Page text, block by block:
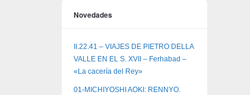
Novedades
II.22.41 – VIAJES DE PIETRO DELLA
VALLE EN EL S. XVII – Ferhabad –
«La cacería del Rey»
01-MICHIYOSHI AOKI: RENNYO.